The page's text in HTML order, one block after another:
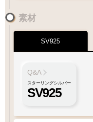
素材
SV925
Q&A
スターリングシルバー
SV925